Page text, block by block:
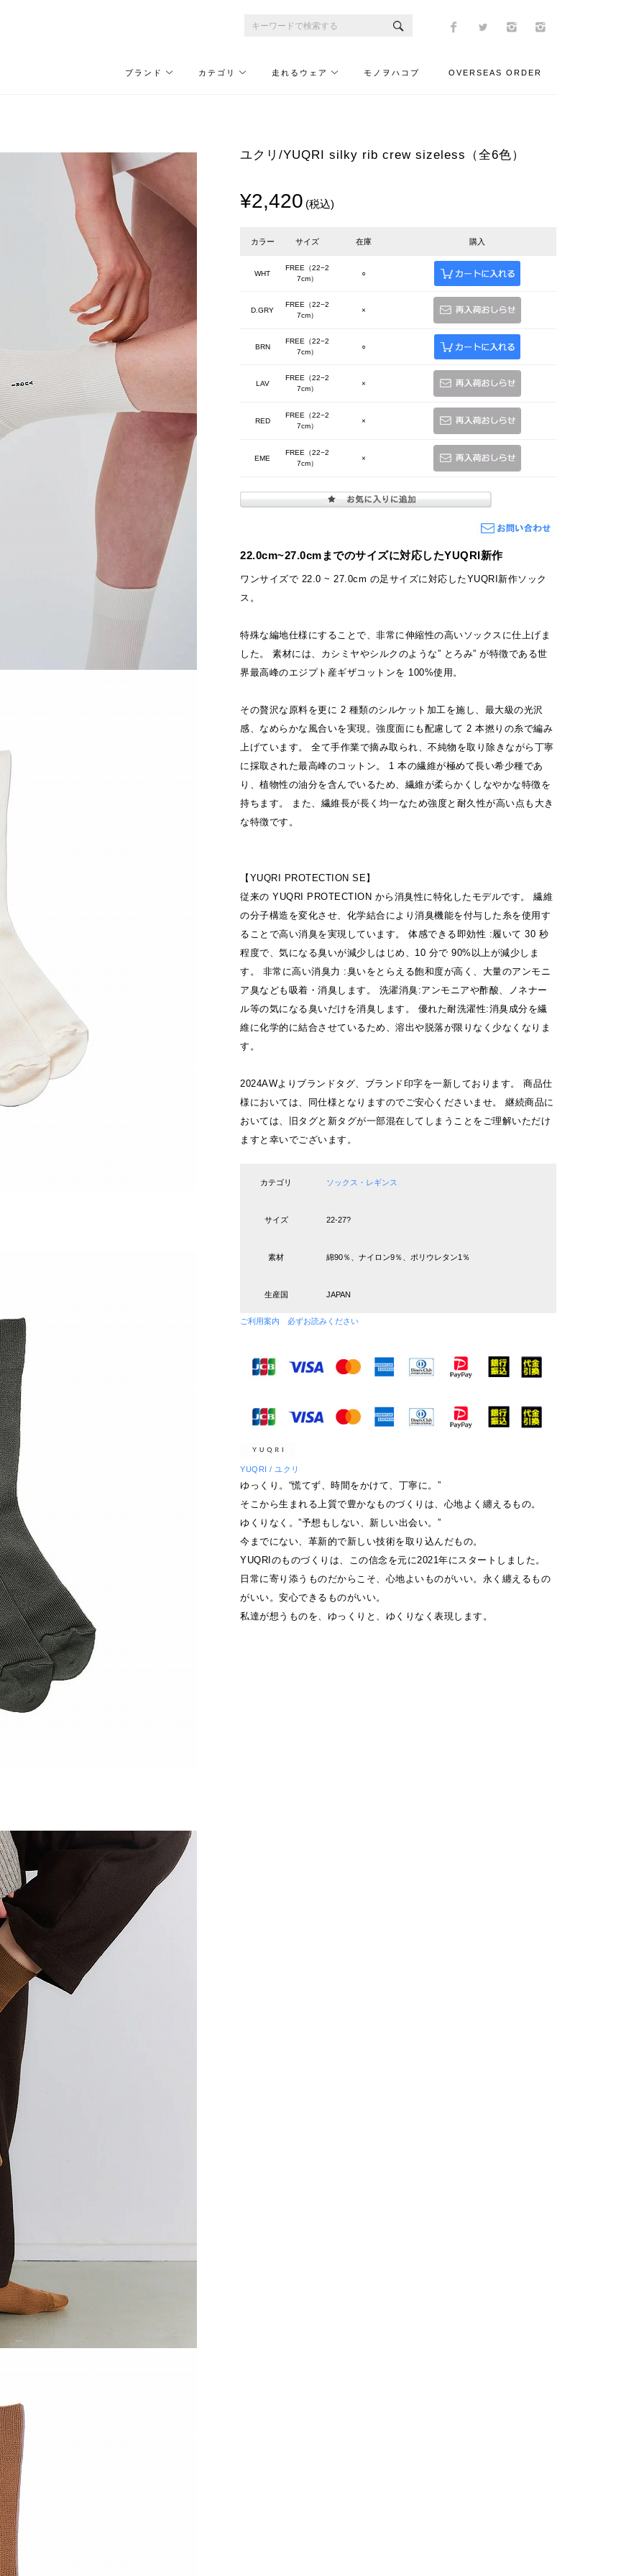
ブランド カテゴリ 走れるウェア モノヲハコブ OVERSEAS ORDER
ユクリ/YUQRI silky rib crew sizeless（全6色）
¥2,420 (税込)
カラー サイズ 在庫 購入
WHT
FREE（22−2
7cm）
○
D.GRY
FREE（22−2
7cm）
×
BRN
FREE（22−2
7cm）
○
LAV
FREE（22−2
7cm）
×
RED
FREE（22−2
7cm）
×
EME
FREE（22−2
7cm）
×
22.0cm~27.0cmまでのサイズに対応したYUQRI新作
ワンサイズで 22.0 ~ 27.0cm の足サイズに対応したYUQRI新作ソック
ス。
特殊な編地仕様にすることで、非常に伸縮性の高いソックスに仕上げま
した。 素材には、カシミヤやシルクのような” とろみ” が特徴である世
界最高峰のエジプト産ギザコットンを 100%使用。
その贅沢な原料を更に 2 種類のシルケット加工を施し、最大級の光沢
感、なめらかな風合いを実現。強度面にも配慮して 2 本撚りの糸で編み
上げています。 全て手作業で摘み取られ、不純物を取り除きながら丁寧
に採取された最高峰のコットン。 1 本の繊維が極めて長い希少種であ
り、植物性の油分を含んでいるため、繊維が柔らかくしなやかな特徴を
持ちます。 また、繊維長が長く均一なため強度と耐久性が高い点も大き
な特徴です。
【YUQRI PROTECTION SE】
従来の YUQRI PROTECTION から消臭性に特化したモデルです。 繊維
の分子構造を変化させ、化学結合により消臭機能を付与した糸を使用す
ることで高い消臭を実現しています。 体感できる即効性 :履いて 30 秒
程度で、気になる臭いが減少しはじめ、10 分で 90%以上が減少しま
す。 非常に高い消臭力 :臭いをとらえる飽和度が高く、大量のアンモニ
ア臭なども吸着・消臭します。 洗濯消臭:アンモニアや酢酸、ノネナー
ル等の気になる臭いだけを消臭します。 優れた耐洗濯性:消臭成分を繊
維に化学的に結合させているため、溶出や脱落が限りなく少なくなりま
す。
2024AWよりブランドタグ、ブランド印字を一新しております。 商品仕
様においては、同仕様となりますのでご安心くださいませ。 継続商品に
おいては、旧タグと新タグが一部混在してしまうことをご理解いただけ
ますと幸いでございます。
カテゴリ ソックス・レギンス
サイズ 22-27?
素材 綿90％、ナイロン9％、ポリウレタン1％
生産国 JAPAN
ご利用案内 必ずお読みください
YUQRI / ユクリ
ゆっくり。“慌てず、時間をかけて、丁寧に。”
そこから生まれる上質で豊かなものづくりは、心地よく纏えるもの。
ゆくりなく。”予想もしない、新しい出会い。”
今までにない、革新的で新しい技術を取り込んだもの。
YUQRIのものづくりは、この信念を元に2021年にスタートしました。
日常に寄り添うものだからこそ、心地よいものがいい。永く纏えるもの
がいい。安心できるものがいい。
私達が想うものを、ゆっくりと、ゆくりなく表現します。